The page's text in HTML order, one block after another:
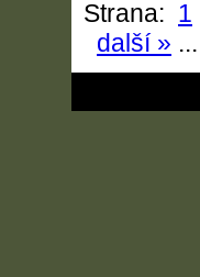
Strana: 1
další » ...